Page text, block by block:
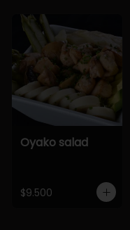
Oyako salad
$9.500